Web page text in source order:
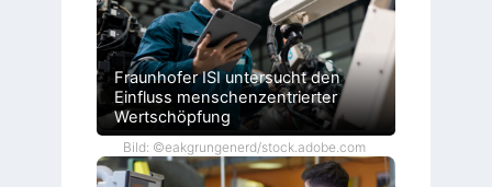
Fraunhofer ISI untersucht den
Einfluss menschenzentrierter
Wertschöpfung
Bild: ©eakgrungenerd/stock.adobe.com